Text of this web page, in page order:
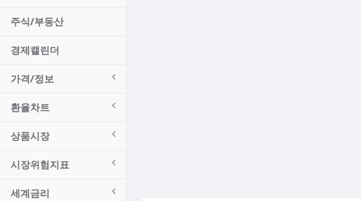
주식/부동산
경제캘린더
가격/정보
환율차트
상품시장
시장위험지표
세계금리